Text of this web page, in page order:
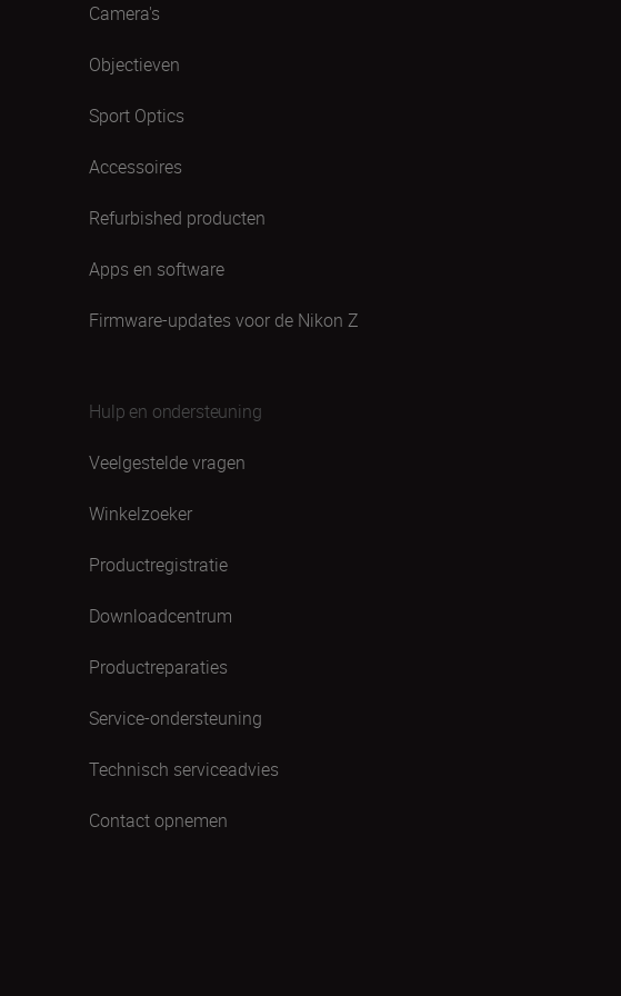
Camera's
Objectieven
Sport Optics
Accessoires
Refurbished producten
Apps en software
Firmware-updates voor de Nikon Z
Hulp en ondersteuning
Veelgestelde vragen
Winkelzoeker
Productregistratie
Downloadcentrum
Productreparaties
Service-ondersteuning
Technisch serviceadvies
Contact opnemen